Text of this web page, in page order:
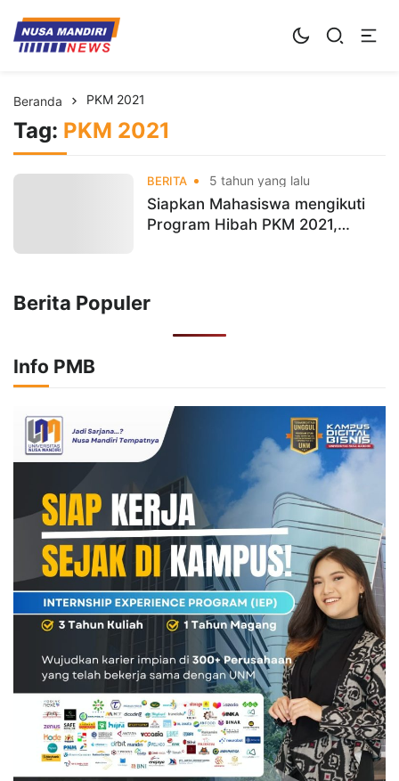
Kampus Digital Bisnis
Universitas Nusa Mandiri
Beranda PKM 2021
Tag: PKM 2021
BERITA 5 tahun yang lalu
Siapkan Mahasiswa mengikuti
Program Hibah PKM 2021,
Berita Populer
Info PMB